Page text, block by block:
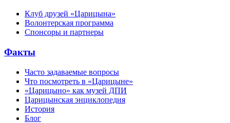
Клуб друзей «Царицына»
Волонтерская программа
Спонсоры и партнеры
Факты
Часто задаваемые вопросы
Что посмотреть в «Царицыне»
«Царицыно» как музей ДПИ
Царицынская энциклопедия
История
Блог